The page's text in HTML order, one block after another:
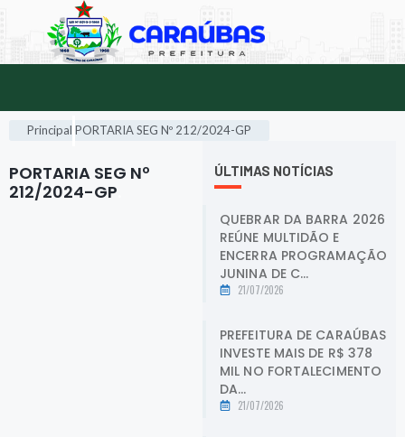
Principal PORTARIA SEG Nº 212/2024-GP
PORTARIA SEG Nº
212/2024-GP
ÚLTIMAS NOTÍCIAS
QUEBRAR DA BARRA 2026
REÚNE MULTIDÃO E
ENCERRA PROGRAMAÇÃO
JUNINA DE C...
21/07/2026
PREFEITURA DE CARAÚBAS
INVESTE MAIS DE R$ 378
MIL NO FORTALECIMENTO
DA...
21/07/2026